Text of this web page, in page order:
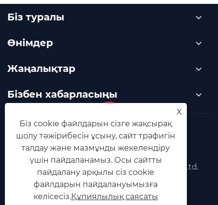
Біз туралы
Өнімдер
Жаңалықтар
Бізбен хабарласыңы
Links Sitemap RSS
XML
Құпиялылық саясаты
Copyright © 2025 Foshan Jinqiu Valve Co., Ltd.
Барлық құқықтар қорғалған.
X
Біз cookie файлдарын сізге жақсырақ
шолу тәжірибесін ұсыну, сайт трафигін
талдау және мазмұнды жекелендіру
үшін пайдаланамыз. Осы сайтты
пайдалану арқылы сіз cookie
файлдарын пайдалануымызға
келісесіз.Құпиялылық саясаты